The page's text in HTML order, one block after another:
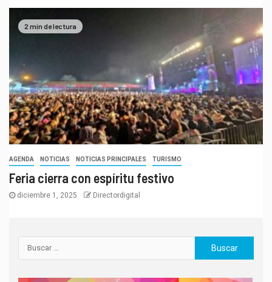
2 min de lectura
AGENDA NOTICIAS NOTICIAS PRINCIPALES TURISMO
Feria cierra con espíritu festivo
diciembre 1, 2025 Directordigital